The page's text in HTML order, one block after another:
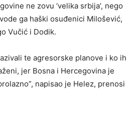
ne zovu ‘velika srbija’, nego
ga haški osuđenici Milošević,
Vučić i Dodik.
te agresorske planove i ko ih
jer Bosna i Hercegovina je
napisao je Helez, prenosi